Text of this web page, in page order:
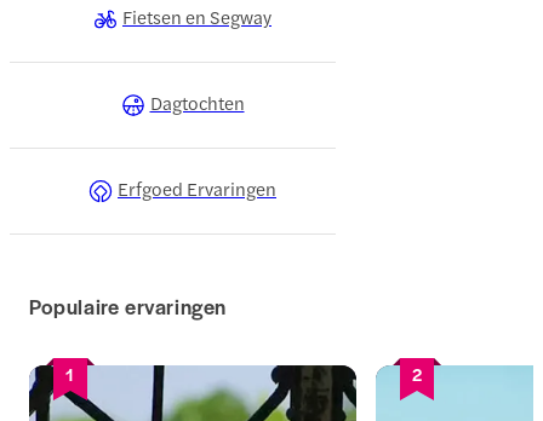
Fietsen en Segway
Dagtochten
Erfgoed Ervaringen
Populaire ervaringen
1 2